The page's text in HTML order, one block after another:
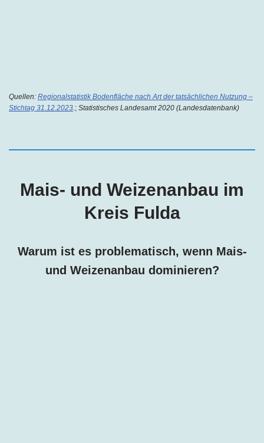
Quellen: Regionalstatistik Bodenfläche nach Art der tatsächlichen Nutzung –
Stichtag 31.12.2023.; Statistisches Landesamt 2020 (Landesdatenbank)
Mais- und Weizenanbau im
Kreis Fulda
Warum ist es problematisch, wenn Mais-
und Weizenanbau dominieren?